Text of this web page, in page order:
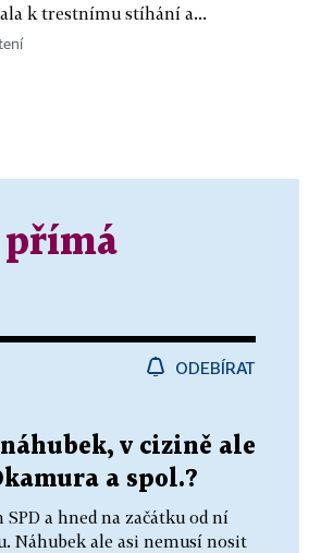
k trestnímu stíhání a...
přímá
ODEBÍRAT
v cizině ale
a spol.?
a hned na začátku od ní
Náhubek ale asi nemusí nosit